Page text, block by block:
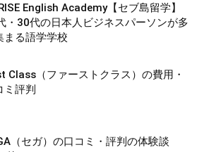
English Academy【セブ島留学】
・30代の日本人ビジネスパーソンが多
まる語学学校
Class（ファーストクラス）の費用・
ミ評判
（セガ）の口コミ・評判の体験談